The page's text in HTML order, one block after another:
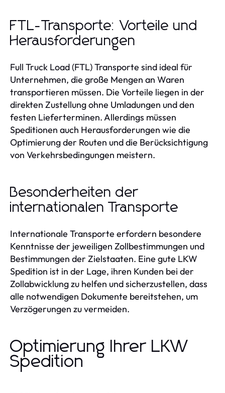
FTL-Transporte: Vorteile und
Herausforderungen
Full Truck Load (FTL) Transporte sind ideal für
Unternehmen, die große Mengen an Waren
transportieren müssen. Die Vorteile liegen in der
direkten Zustellung ohne Umladungen und den
festen Lieferterminen. Allerdings müssen
Speditionen auch Herausforderungen wie die
Optimierung der Routen und die Berücksichtigung
von Verkehrsbedingungen meistern.
Besonderheiten der
internationalen Transporte
Internationale Transporte erfordern besondere
Kenntnisse der jeweiligen Zollbestimmungen und
Bestimmungen der Zielstaaten. Eine gute LKW
Spedition ist in der Lage, ihren Kunden bei der
Zollabwicklung zu helfen und sicherzustellen, dass
alle notwendigen Dokumente bereitstehen, um
Verzögerungen zu vermeiden.
Optimierung Ihrer LKW
Spedition